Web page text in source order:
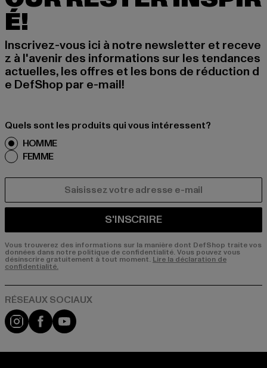
É!
Inscrivez-vous ici à notre newsletter et receve
z à l'avenir des informations sur les tendances
actuelles, les offres et les bons de réduction d
e DefShop par e-mail!
Quels sont les produits qui vous intéressent?
HOMME
FEMME
S'INSCRIRE
Vous trouverez des informations sur la manière dont DefShop traite vos
données dans notre politique de confidentialité. Vous pouvez vous
désinscrire gratuitement à tout moment. Lire la déclaration de
confidentialité.
Visit our Instagram page:
Visit our Facebook page:
Visit our YouTube channel: